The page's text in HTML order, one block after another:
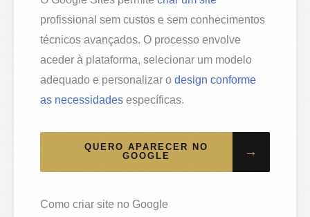
profissional sem custos e sem conhecimentos
técnicos avançados. O processo envolve
aceder à plataforma, selecionar um modelo
adequado e personalizar odesign conforme
as necessidades específicas.
QUERO APARECER NO
GOOGLE
→
Como criar site no Google